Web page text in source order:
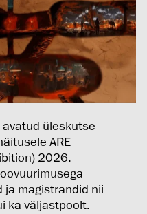
üleskutse
ARE
2026.
ja magistrandid nii
ka väljastpoolt.